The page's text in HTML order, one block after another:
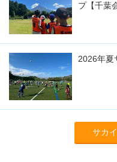
プ【千葉
2026年夏
サカ